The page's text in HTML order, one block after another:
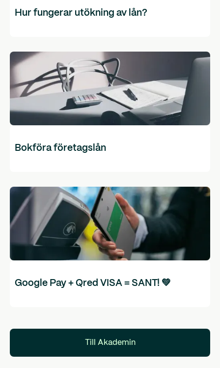
Hur fungerar utökning av lån?
Bokföra företagslån
Google Pay + Qred VISA = SANT! 💚
Till Akademin